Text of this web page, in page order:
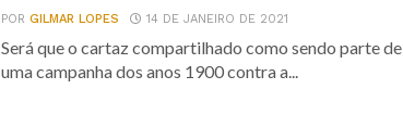
PORGILMAR LOPES 14 DE JANEIRO DE 2021
Será que o cartaz compartilhado como sendo parte de
uma campanha dos anos 1900 contra a...